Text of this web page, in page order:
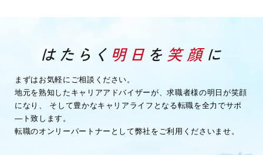
まずはお気軽にご相談ください。
地元を熟知したキャリアアドバイザーが、求職者様の明日が笑顔
になり、
そして豊かなキャリアライフとなる転職を全力でサポ
―ト致します。
転職のオンリーパートナーとして弊社をご利用くださいませ。